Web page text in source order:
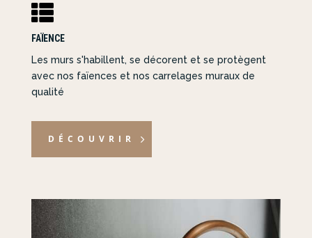

FAÏENCE
Les murs s'habillent, se décorent et se protègent
avec nos faïences et nos carrelages muraux de
qualité
DÉCOUVRIR